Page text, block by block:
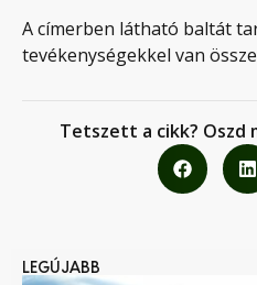
A címerben látható baltát
tevékenységekkel van
Tetszett a cikk? Oszd
LEGÚJABB